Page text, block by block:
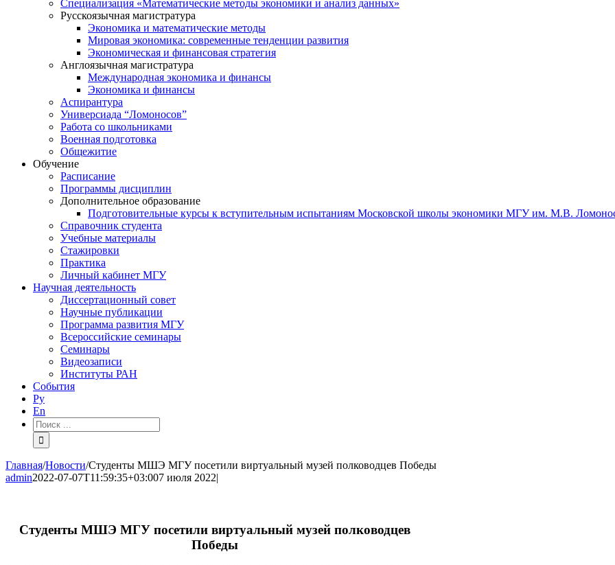
Специализация «Математические методы экономики и анализ данных»
Русскоязычная магистратура
Экономика и математические методы
Мировая экономика: современные тенденции развития
Экономическая и финансовая стратегия
Англоязычная магистратура
Международная экономика и финансы
Экономика и финансы
Аспирантура
Универсиада “Ломоносов”
Работа со школьниками
Военная подготовка
Общежитие
Обучение
Расписание
Программы дисциплин
Дополнительное образование
Подготовительные курсы к вступительным испытаниям Московской школы экономики МГУ им. М.В.
Справочник студента
Учебные материалы
Стажировки
Практика
Личный кабинет МГУ
Научная деятельность
Диссертационный совет
Научные публикации
Программа развития МГУ
Всероссийские семинары
Семинары
Видеозаписи
Институты РАН
События
Ру
En
Результат
поиска:
Главная/Новости/Студенты МШЭ МГУ посетили виртуальный музей полководцев Победы
admin2022-07-07T11:59:35+03:007 июля 2022|
Студенты МШЭ МГУ посетили виртуальный музей полководцев
Победы